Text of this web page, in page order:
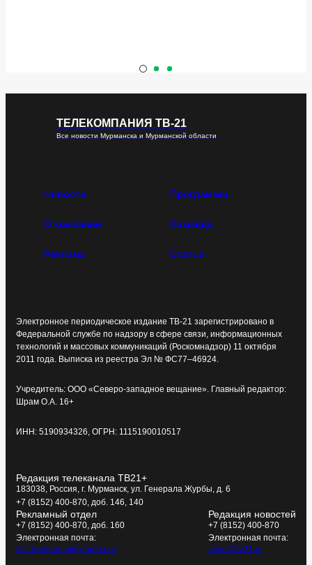
ТЕЛЕКОМПАНИЯ ТВ-21
Все новости Мурманска и Мурманской области
Новости Программы
О компании Команда
Реклама Статьи
Электронное периодическое издание ТВ-21 зарегистрировано в
Федеральной службе по надзору в сфере связи, информационных
технологий и массовых коммуникаций (Роскомнадзор) 11 октября
2011 года. Выписка из реестра Эл № ФС77–46924.
Учредитель: ООО «Северо-западное вещание». Главный редактор:
Шрам О.А. 16+
ИНН: 5190934326, ОГРН: 1115190010517
Редакция телеканала ТВ21+
183038, Россия, г. Мурманск, ул. Генерала Журбы, д. 6
+7 (8152) 400-870, доб. 146, 140
Рекламный отдел
+7 (8152) 400-870, доб. 160
Электронная почта:
tv21kompania@yandex.ru
Редакция новостей
+7 (8152) 400-870
Электронная почта:
news@tv21.ru